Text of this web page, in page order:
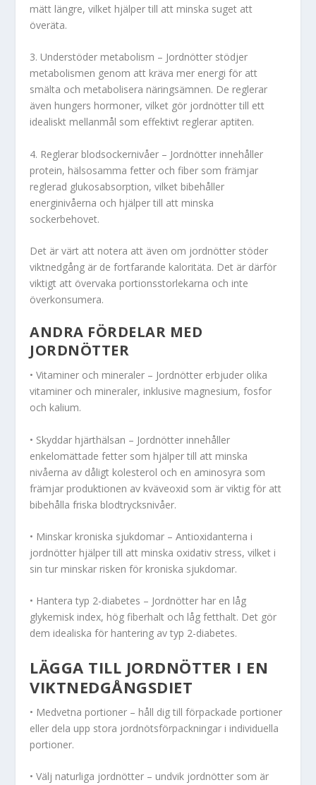
mätt längre, vilket hjälper till att minska suget att
överäta.
3. Understöder metabolism – Jordnötter stödjer
metabolismen genom att kräva mer energi för att
smälta och metabolisera näringsämnen. De reglerar
även hungers hormoner, vilket gör jordnötter till ett
idealiskt mellanmål som effektivt reglerar aptiten.
4. Reglerar blodsockernivåer – Jordnötter innehåller
protein, hälsosamma fetter och fiber som främjar
reglerad glukosabsorption, vilket bibehåller
energinivåerna och hjälper till att minska
sockerbehovet.
Det är värt att notera att även om jordnötter stöder
viktnedgång är de fortfarande kaloritäta. Det är därför
viktigt att övervaka portionsstorlekarna och inte
överkonsumera.
ANDRA FÖRDELAR MED
JORDNÖTTER
• Vitaminer och mineraler – Jordnötter erbjuder olika
vitaminer och mineraler, inklusive magnesium, fosfor
och kalium.
• Skyddar hjärthälsan – Jordnötter innehåller
enkelomättade fetter som hjälper till att minska
nivåerna av dåligt kolesterol och en aminosyra som
främjar produktionen av kväveoxid som är viktig för att
bibehålla friska blodtrycksnivåer.
• Minskar kroniska sjukdomar – Antioxidanterna i
jordnötter hjälper till att minska oxidativ stress, vilket i
sin tur minskar risken för kroniska sjukdomar.
• Hantera typ 2-diabetes – Jordnötter har en låg
glykemisk index, hög fiberhalt och låg fetthalt. Det gör
dem idealiska för hantering av typ 2-diabetes.
LÄGGA TILL JORDNÖTTER I EN
VIKTNEDGÅNGSDIET
• Medvetna portioner – håll dig till förpackade portioner
eller dela upp stora jordnötsförpackningar i individuella
portioner.
• Välj naturliga jordnötter – undvik jordnötter som är